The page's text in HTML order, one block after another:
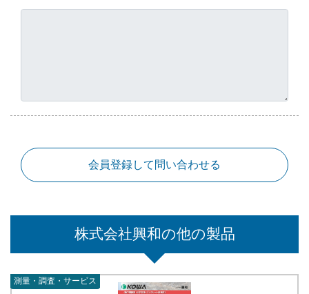
会員登録して問い合わせる
株式会社興和の他の製品
測量・調査・サービス
測量・調査・サービス